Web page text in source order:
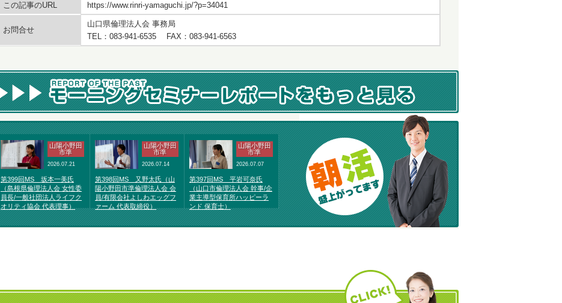
この記事のURL https://www.rinri-yamaguchi.jp/?p=34041
お問合せ
山口県倫理法人会 事務局
TEL：083-941-6535 FAX：083-941-6563
山陽小野田
市準
2026.07.21
第399回MS 坂本一美氏
（島根県倫理法人会 女性委
員長/一般社団法人ライフク
オリティ協会 代表理事）
山陽小野田
市準
2026.07.14
第398回MS 又野太氏（山
陽小野田市準倫理法人会 会
員/有限会社よしわエッグフ
ァーム 代表取締役）
山陽小野田
市準
2026.07.07
第397回MS 平岩可奈氏
（山口市倫理法人会 幹事/企
業主導型保育所ハッピーラ
ンド 保育士）